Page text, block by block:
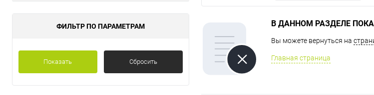
ФИЛЬТР ПО ПАРАМЕТРАМ
Показать Сбросить
В ДАННОМ РАЗДЕЛЕ
Вы можете вернуться на
Главная страница